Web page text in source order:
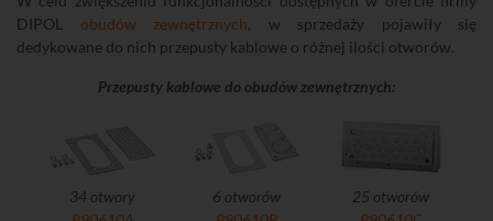
DIPOL obudów zewnętrznych, w sprzedaży pojawiły się
dedykowane do nich przepusty kablowe o różnej ilości otworów.
Przepusty kablowe do obudów zewnętrznych:
34 otwory
6 otworów
25 otworów